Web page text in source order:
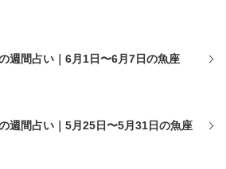
週間占い｜6月1日〜6月7日の魚座
週間占い｜5月25日〜5月31日の魚座